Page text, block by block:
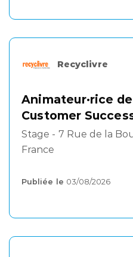
Recyclivre
Animateur·rice
Customer
Stage - 7 Rue de la
France
Publiée le 03/08/2026